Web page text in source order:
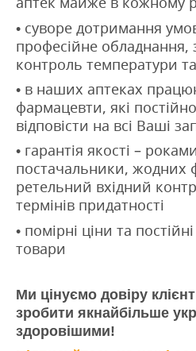
• суворе дотримання
професійне обладнання,
контроль температури
• в наших аптеках
фармацевти, які
відповісти на всі Ваші
• гарантія якості –
постачальники, жодних
ретельний вхідний
термінів придатності
• помірні ціни та
товари
Ми цінуємо довіру
зробити якнайбільше
здоровішими!